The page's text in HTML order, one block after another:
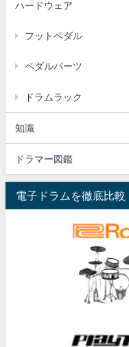
ハードウェア
フットペダル
ペダルパーツ
ドラムラック
知識
ドラマー図鑑
電子ドラムを徹底比較